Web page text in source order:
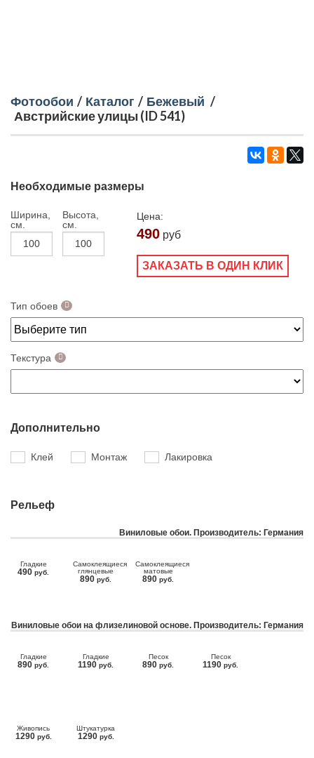
Фотообои / Каталог / Бежевый /
Австрийские улицы (ID 541)
Необходимые размеры
Ширина,
см.
Высота,
см.
Цена:
490 руб
ЗАКАЗАТЬ В ОДИН КЛИК
Тип обоев
Текстура
Дополнительно
Клей Монтаж Лакировка
Рельеф
Виниловые обои. Производитель: Германия
Гладкие
490 руб.
Самоклеящиеся
глянцевые
890 руб.
Самоклеящиеся
матовые
890 руб.
Виниловые обои на флизелиновой основе. Производитель: Германия
Гладкие
890 руб.
Гладкие
1190 руб.
Песок
890 руб.
Песок
1190 руб.
Живопись
1290 руб.
Штукатурка
1290 руб.